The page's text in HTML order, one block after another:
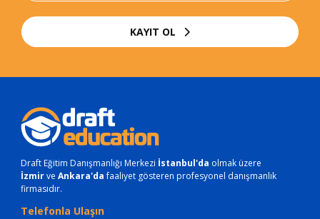
KAYIT OL
Draft Eğitim Danışmanlığı Merkezi İstanbul'da olmak üzere
İzmirve Ankara'dafaaliyet gösteren profesyonel danışmanlık
firmasıdır.
Telefonla Ulaşın